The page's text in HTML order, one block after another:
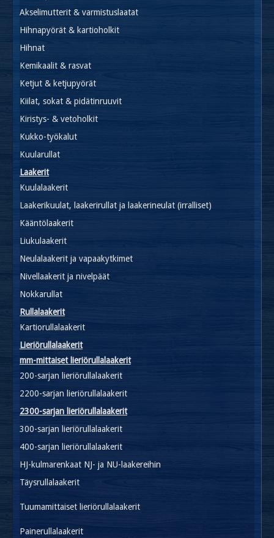
Akselimutterit & varmistuslaatat
Hihnapyörät & kartioholkit
Hihnat
Kemikaalit & rasvat
Ketjut & ketjupyörät
Kiilat, sokat & pidätinruuvit
Kiristys- & vetoholkit
Kukko-työkalut
Kuularullat
Laakerit
Kuulalaakerit
Laakerikuulat, laakerirullat ja laakerineulat (irralliset)
Kääntölaakerit
Liukulaakerit
Neulalaakerit ja vapaakytkimet
Nivellaakerit ja nivelpäät
Nokkarullat
Rullalaakerit
Kartiorullalaakerit
Lieriörullalaakerit
mm-mittaiset lieriörullalaakerit
200-sarjan lieriörullalaakerit
2200-sarjan lieriörullalaakerit
2300-sarjan lieriörullalaakerit
300-sarjan lieriörullalaakerit
400-sarjan lieriörullalaakerit
HJ-kulmarenkaat NJ- ja NU-laakereihin
Täysrullalaakerit
Tuumamittaiset lieriörullalaakerit
Painerullalaakerit